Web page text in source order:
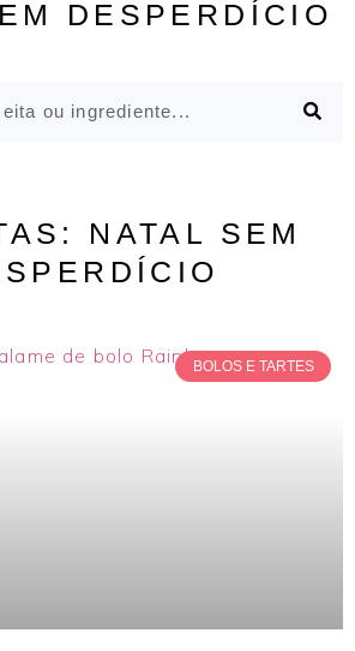
DESPERDÍCIO
NATAL SEM
BOLOS E TARTES